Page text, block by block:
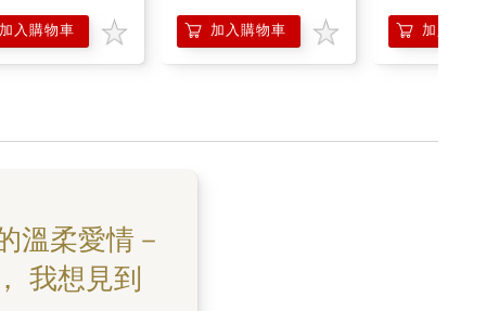
加入購物車 加入購物車 加入購物
溫柔愛情－
我想見到